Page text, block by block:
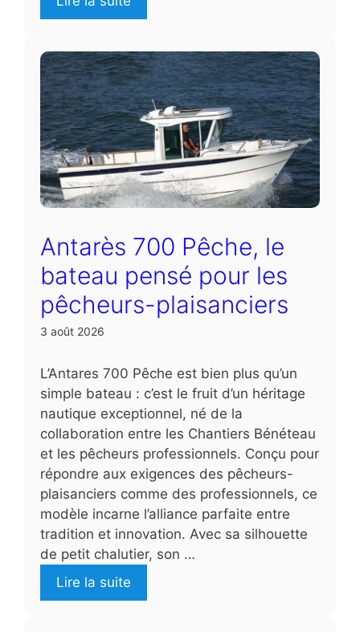
Antarès 700 Pêche, le
bateau pensé pour les
pêcheurs-plaisanciers
3 août 2026
L’Antares 700 Pêche est bien plus qu’un
simple bateau : c’est le fruit d’un héritage
nautique exceptionnel, né de la
collaboration entre les Chantiers Bénéteau
et les pêcheurs professionnels. Conçu pour
répondre aux exigences des pêcheurs-
plaisanciers comme des professionnels, ce
modèle incarne l’alliance parfaite entre
tradition et innovation. Avec sa silhouette
de petit chalutier, son …
Lire la suite